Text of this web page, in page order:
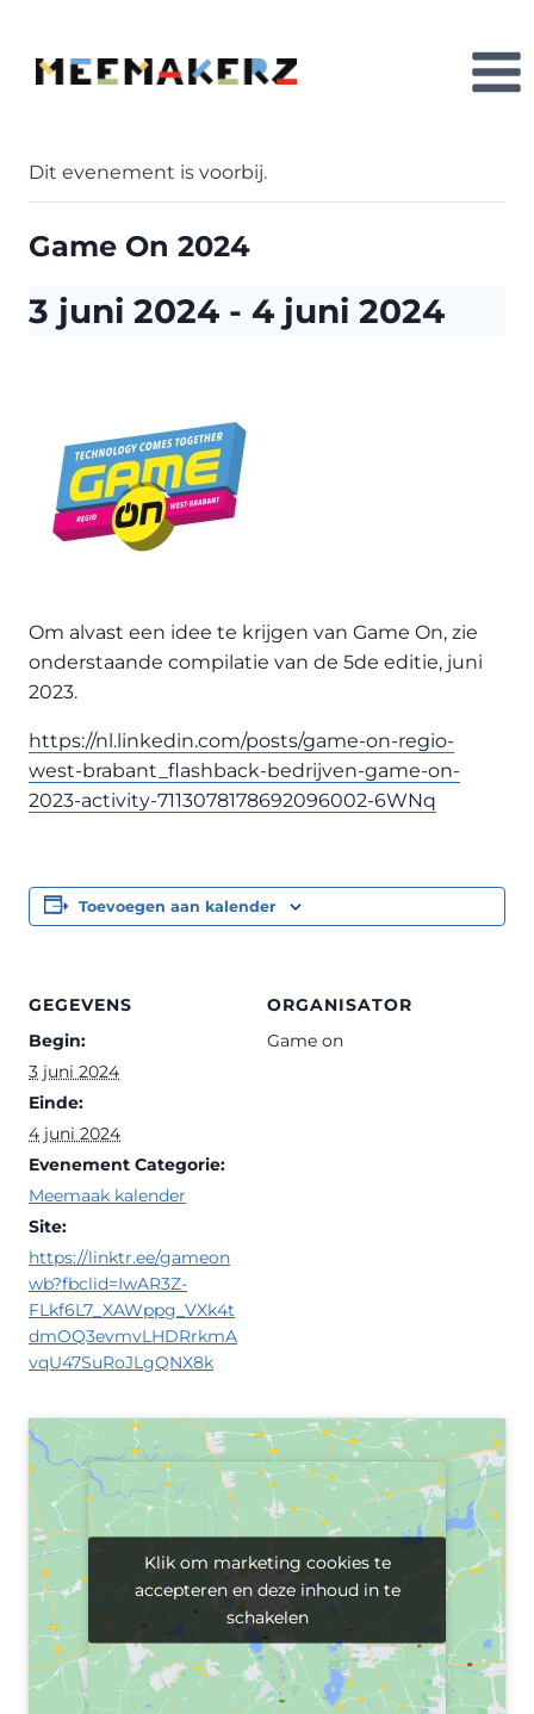
inhoud
Dit evenement is voorbij.
Game On 2024
3 juni 2024 - 4 juni 2024
Om alvast een idee te krijgen van Game On, zie
onderstaande compilatie van de 5de editie, juni
2023.
https://nl.linkedin.com/posts/game-on-regio-
west-brabant_flashback-bedrijven-game-on-
2023-activity-7113078178692096002-6WNq
Toevoegen aan kalender
GEGEVENS
Begin:
3 juni 2024
Einde:
4 juni 2024
Evenement Categorie:
Meemaak kalender
Site:
https://linktr.ee/gameon
wb?fbclid=IwAR3Z-
FLkf6L7_XAWppg_VXk4t
dmOQ3evmvLHDRrkmA
vqU47SuRoJLgQNX8k
ORGANISATOR
Game on
Klik om marketing cookies te
accepteren en deze inhoud in te
schakelen
Klik om marketing cookies te
accepteren en deze inhoud in te
schakelen